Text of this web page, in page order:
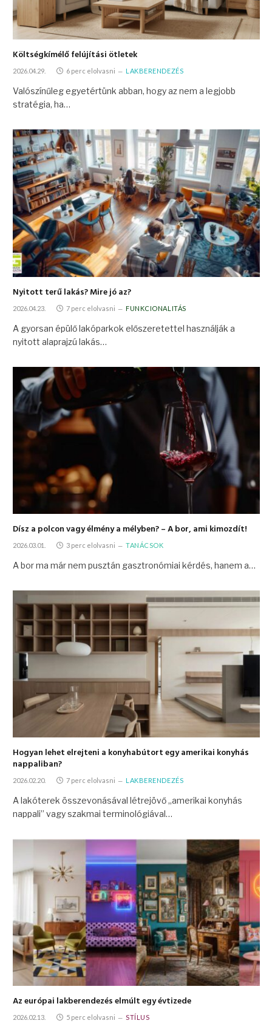
Költségkímélő felújítási ötletek
2026.04.29. 6 perc elolvasni LAKBERENDEZÉS
Valószínűleg egyetértünk abban, hogy az nem a legjobb
stratégia, ha…
Nyitott terű lakás? Mire jó az?
2026.04.23. 7 perc elolvasni FUNKCIONALITÁS
A gyorsan épülő lakóparkok előszeretettel használják a
nyitott alaprajzú lakás…
Dísz a polcon vagy élmény a mélyben? – A bor, ami kimozdít!
2026.03.01. 3 perc elolvasni TANÁCSOK
A bor ma már nem pusztán gasztronómiai kérdés, hanem a…
Hogyan lehet elrejteni a konyhabútort egy amerikai konyhás
nappaliban?
2026.02.20. 7 perc elolvasni LAKBERENDEZÉS
A lakóterek összevonásával létrejövő „amerikai konyhás
nappali” vagy szakmai terminológiával…
Az európai lakberendezés elmúlt egy évtizede
2026.02.13. 5 perc elolvasni STÍLUS